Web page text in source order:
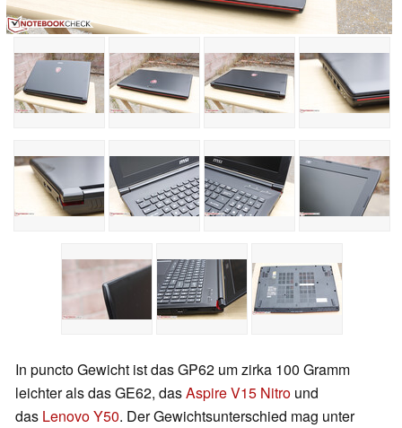
In puncto Gewicht ist das GP62 um zirka 100 Gramm
leichter als das GE62, dasAspire V15 Nitro und
das Lenovo Y50. Der Gewichtsunterschied mag unter